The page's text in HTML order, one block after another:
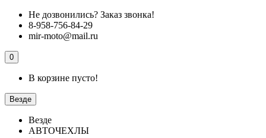
Не дозвонились? Заказ звонка!
8-958-756-84-29
mir-moto@mail.ru
0
В корзине пусто!
Везде
Везде
АВТОЧЕХЛЫ